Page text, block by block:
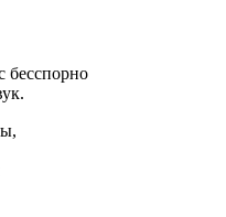
бесспорно